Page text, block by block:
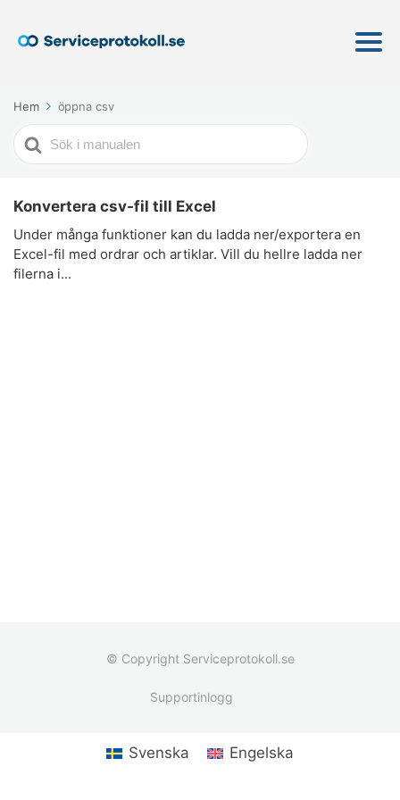
Hem öppna csv
Söker
efter
Konvertera csv-fil till Excel
Under många funktioner kan du ladda ner/exportera en
Excel-fil med ordrar och artiklar. Vill du hellre ladda ner
filerna i...
© Copyright Serviceprotokoll.se
Supportinlogg
Svenska Engelska